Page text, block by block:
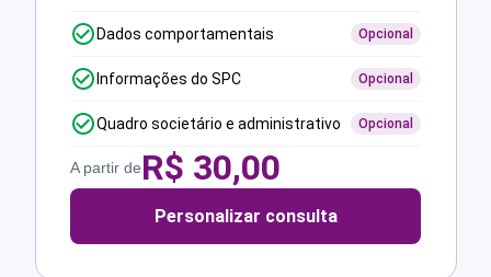
Dados comportamentais Opcional
Informações do SPC Opcional
Quadro societário e administrativo Opcional
A partir deR$ 30,00
Personalizar consulta